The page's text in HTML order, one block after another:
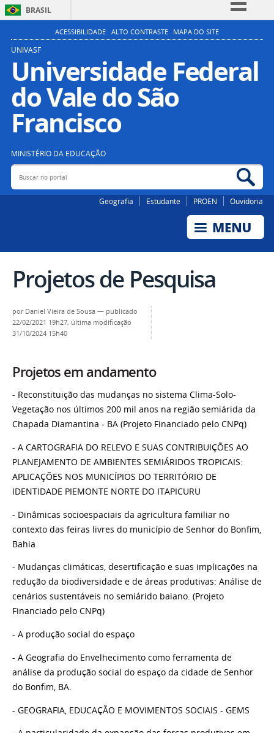
BRASIL
Simplifique!
Participe
Acesso à informação
Legislação
ACESSIBILIDADE ALTO CONTRASTE MAPA DO SITE
UNIVASF
Universidade Federal
do Vale do São
Francisco
MINISTÉRIO DA EDUCAÇÃO
Buscar no portal
Geografia Estudante PROEN Ouvidoria
Projetos de Pesquisa
por Daniel Vieira de Sousa — publicado
22/02/2021 19h27, última modificação
31/10/2024 15h40
Projetos em andamento
- Reconstituição das mudanças no sistema Clima-Solo-
Vegetação nos últimos 200 mil anos na região semiárida da
Chapada Diamantina - BA (Projeto Financiado pelo CNPq)
- A CARTOGRAFIA DO RELEVO E SUAS CONTRIBUIÇÕES AO
PLANEJAMENTO DE AMBIENTES SEMIÁRIDOS TROPICAIS:
APLICAÇÕES NOS MUNICÍPIOS DO TERRITÓRIO DE
IDENTIDADE PIEMONTE NORTE DO ITAPICURU
- Dinâmicas socioespaciais da agricultura familiar no
contexto das feiras livres do município de Senhor do Bonfim,
Bahia
- Mudanças climáticas, desertificação e suas implicações na
redução da biodiversidade e de áreas produtivas: Análise de
cenários sustentáveis no semiárido baiano. (Projeto
Financiado pelo CNPq)
- A produção social do espaço
- A Geografia do Envelhecimento como ferramenta de
análise da produção social do espaço da cidade de Senhor
do Bonfim, BA.
- GEOGRAFIA, EDUCAÇÃO E MOVIMENTOS SOCIAIS - GEMS